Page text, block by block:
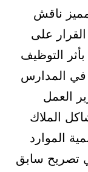
ناقش
على
التوظيف
في المدارس
العمل
الملاك
الموارد
تصريح سابق